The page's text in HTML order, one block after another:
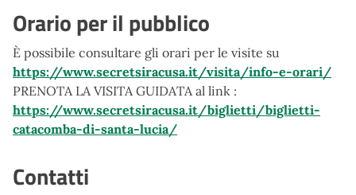
Orario per il pubblico
È possibile consultare gli orari per le visite su
https://www.secretsiracusa.it/visita/info-e-orari/
PRENOTA LA VISITA GUIDATA al link :
https://www.secretsiracusa.it/biglietti/biglietti-
catacomba-di-santa-lucia/
Contatti